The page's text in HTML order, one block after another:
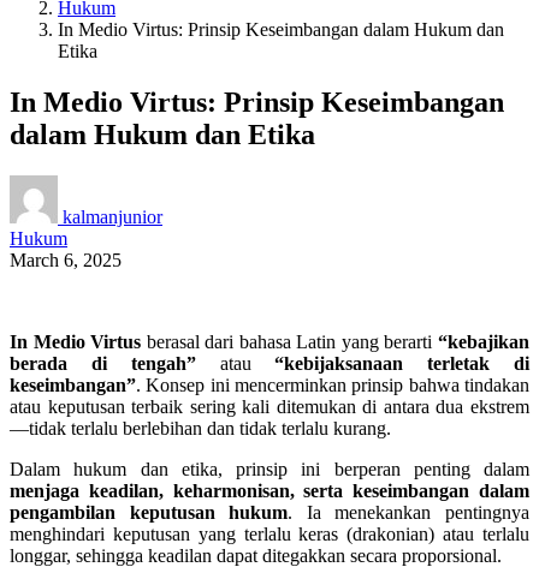
Hukum
In Medio Virtus: Prinsip Keseimbangan dalam Hukum dan
Etika
In Medio Virtus: Prinsip Keseimbangan
dalam Hukum dan Etika
kalmanjunior
Hukum
March 6, 2025
In Medio Virtus berasal dari bahasa Latin yang berarti“kebajikan
berada di tengah”atau“kebijaksanaan terletak di
keseimbangan”. Konsep ini mencerminkan prinsip bahwa tindakan
atau keputusan terbaik sering kali ditemukan di antara dua ekstrem
—tidak terlalu berlebihan dan tidak terlalu kurang.
Dalam hukum dan etika, prinsip ini berperan penting dalam
menjaga keadilan, keharmonisan, serta keseimbangan dalam
pengambilan keputusan hukum. Ia menekankan pentingnya
menghindari keputusan yang terlalu keras (drakonian) atau terlalu
longgar, sehingga keadilan dapat ditegakkan secara proporsional.